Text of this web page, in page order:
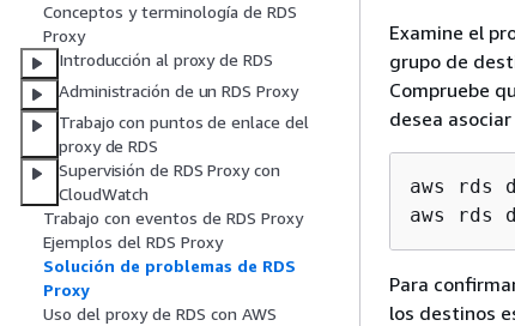
Conceptos y terminología de RDS
Proxy
Introducción al proxy de RDS
Administración de un RDS Proxy
Trabajo con puntos de enlace del
proxy de RDS
Supervisión de RDS Proxy con
CloudWatch
Trabajo con eventos de RDS Proxy
Ejemplos del RDS Proxy
Solución de problemas de RDS
Proxy
Uso del proxy de RDS con AWS
Examine el
grupo de
Compruebe
desea
aws rds
Para
los destinos